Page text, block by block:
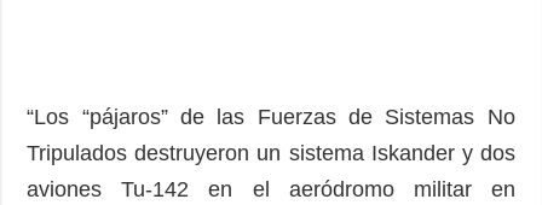
“Los “pájaros” de las Fuerzas de Sistemas No
Tripulados destruyeron un sistema Iskander y dos
aviones Tu-142 en el aeródromo militar en